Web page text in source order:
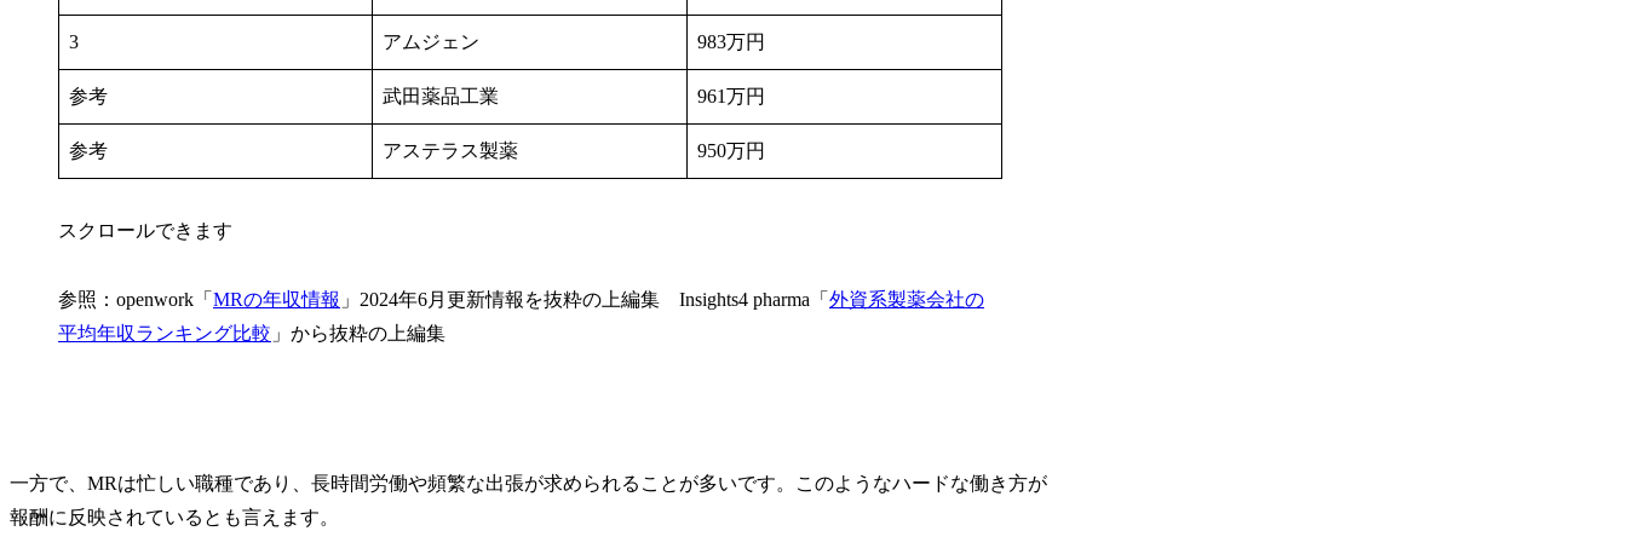
3 アムジェン 983万円
参考 武田薬品工業 961万円
参考 アステラス製薬 950万円
スクロールできます
参照：openwork「 MRの年収情報 」2024年6月更新情報を抜粋の上編集 Insights4 pharma「 外資系製薬会社の
平均年収ランキング比較 」から抜粋の上編集
一方で、MRは忙しい職種であり、長時間労働や頻繁な出張が求められることが多いです。このようなハードな働き方が
報酬に反映されているとも言えます。